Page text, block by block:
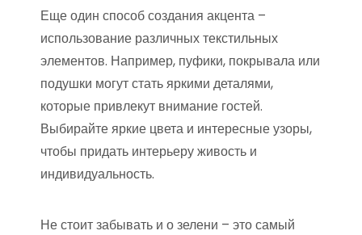
Еще один способ создания акцента –
использование различных текстильных
элементов. Например, пуфики, покрывала или
подушки могут стать яркими деталями,
которые привлекут внимание гостей.
Выбирайте яркие цвета и интересные узоры,
чтобы придать интерьеру живость и
индивидуальность.
Не стоит забывать и о зелени – это самый